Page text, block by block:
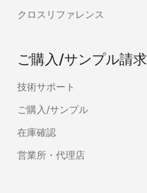
クロスリファレンス
ご購入/サンプル請求
技術サポート
ご購入/サンプル
在庫確認
営業所・代理店